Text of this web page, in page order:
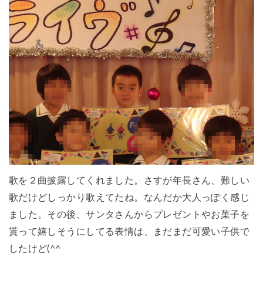
歌を２曲披露してくれました。さすが年長さん、難しい
歌だけどしっかり歌えてたね。なんだか大人っぽく感じ
ました。その後、サンタさんからプレゼントやお菓子を
貰って嬉しそうにしてる表情は、まだまだ可愛い子供で
したけど(^^